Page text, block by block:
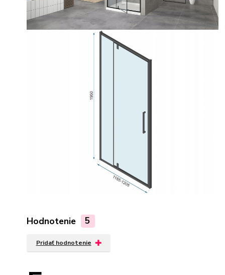
Hodnotenie 5
Pridať hodnotenie